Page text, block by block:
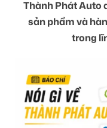
Thành Phát Auto
sản phẩm và
trong